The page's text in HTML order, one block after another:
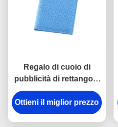
Regalo di cuoio di
pubblicità di rettangolo
delle donne del
supporto del
passaporto dell'unità di
Ottieni il miglior prezzo